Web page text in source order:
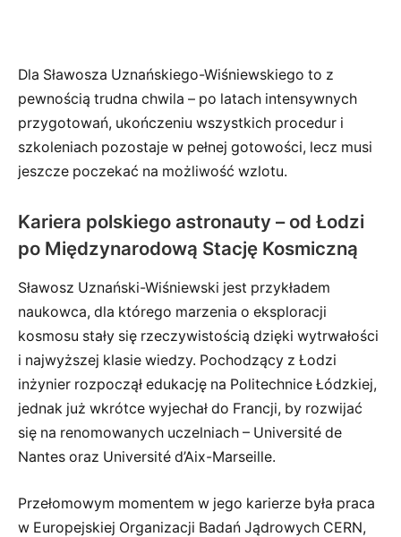
Dla Sławosza Uznańskiego-Wiśniewskiego to z
pewnością trudna chwila – po latach intensywnych
przygotowań, ukończeniu wszystkich procedur i
szkoleniach pozostaje w pełnej gotowości, lecz musi
jeszcze poczekać na możliwość wzlotu.
Kariera polskiego astronauty – od Łodzi
po Międzynarodową Stację Kosmiczną
Sławosz Uznański-Wiśniewski jest przykładem
naukowca, dla którego marzenia o eksploracji
kosmosu stały się rzeczywistością dzięki wytrwałości
i najwyższej klasie wiedzy. Pochodzący z Łodzi
inżynier rozpoczął edukację na Politechnice Łódzkiej,
jednak już wkrótce wyjechał do Francji, by rozwijać
się na renomowanych uczelniach – Université de
Nantes oraz Université d’Aix-Marseille.
Przełomowym momentem w jego karierze była praca
w Europejskiej Organizacji Badań Jądrowych CERN,